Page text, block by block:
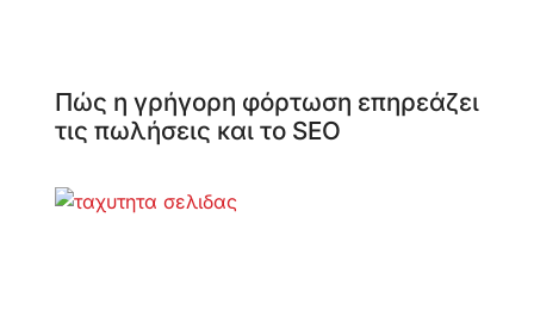
Πώς η γρήγορη φόρτωση επηρεάζει
τις πωλήσεις και το SEO